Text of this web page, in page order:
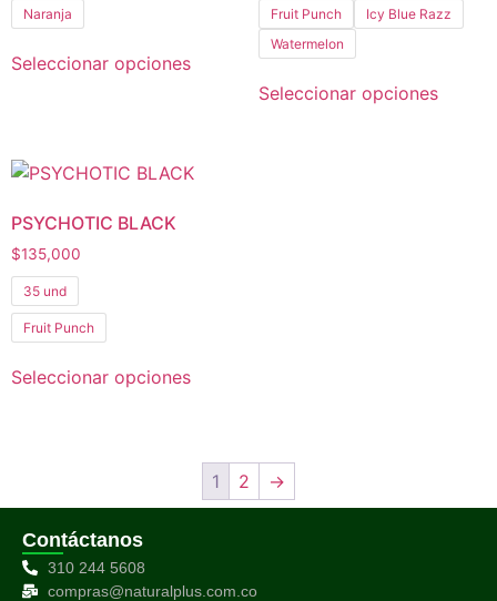
Naranja
Seleccionar opciones
Fruit Punch
Icy Blue Razz
Watermelon
Seleccionar opciones
PSYCHOTIC BLACK
$135,000
35 und
Fruit Punch
Seleccionar opciones
1 2 →
Contáctanos
310 244 5608
compras@naturalplus.com.co